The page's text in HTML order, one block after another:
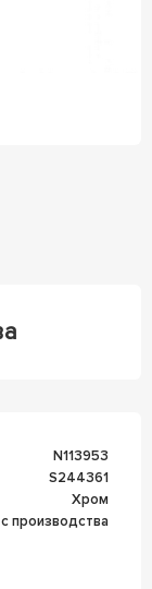
n113953
s244361
Хром
с производства